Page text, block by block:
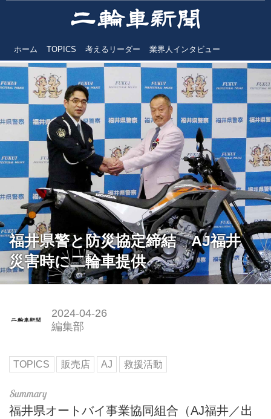
ホーム TOPICS 考えるリーダー 業界人インタビュー
福井県警と防災協定締結 AJ福井
災害時に二輪車提供
2024-04-26
編集部
TOPICS 販売店 AJ 救援活動
福井県オートバイ事業協同組合（AJ福井／出